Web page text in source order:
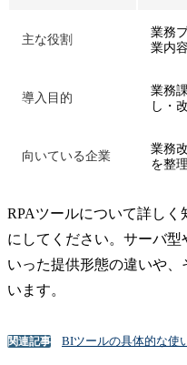
主な役割
業務
業内
導入目的
業務
し・
向いている企業
業務
を整
RPAツールについて詳し
にしてください。サーバ
いった提供形態の違いや
います。
関連記事 BIツールの具体的な使